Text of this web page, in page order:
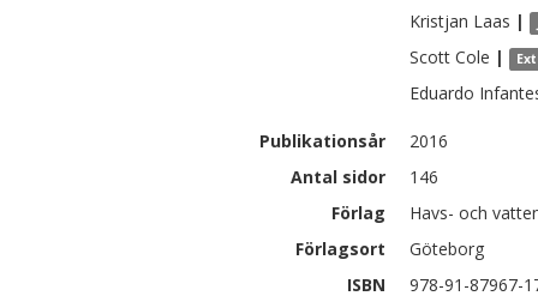
Kristjan Laas |
Scott Cole |
Eduardo
Publikationsår
2016
Antal sidor
146
Förlag
Havs- och
Förlagsort
Göteborg
ISBN
978-91-87967-